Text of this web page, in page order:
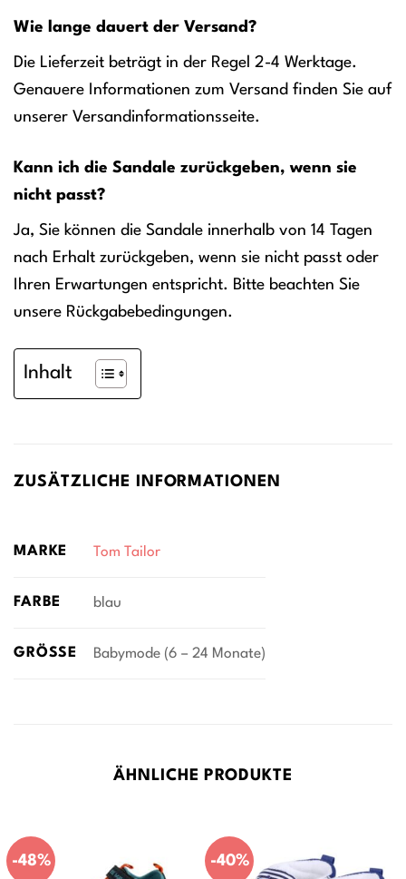
Wie lange dauert der Versand?
Die Lieferzeit beträgt in der Regel 2-4 Werktage.
Genauere Informationen zum Versand finden Sie auf
unserer Versandinformationsseite.
Kann ich die Sandale zurückgeben, wenn sie
nicht passt?
Ja, Sie können die Sandale innerhalb von 14 Tagen
nach Erhalt zurückgeben, wenn sie nicht passt oder
Ihren Erwartungen entspricht. Bitte beachten Sie
unsere Rückgabebedingungen.
Inhalt
ZUSÄTZLICHE INFORMATIONEN
MARKE Tom Tailor
FARBE blau
GRÖSSE Babymode (6 – 24 Monate)
ÄHNLICHE PRODUKTE
-48% -40%